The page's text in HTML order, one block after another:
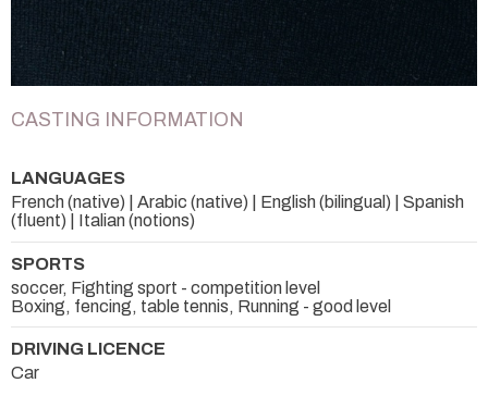
CASTING INFORMATION
LANGUAGES
French (native) | Arabic (native) | English (bilingual) | Spanish
(fluent) | Italian (notions)
SPORTS
soccer, Fighting sport - competition level
Boxing, fencing, table tennis, Running - good level
DRIVING LICENCE
Car